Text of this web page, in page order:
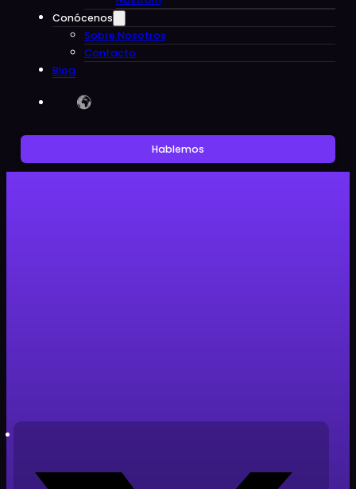
Conócenos
Sobre Nosotros
Contacto
Blog
Hablemos